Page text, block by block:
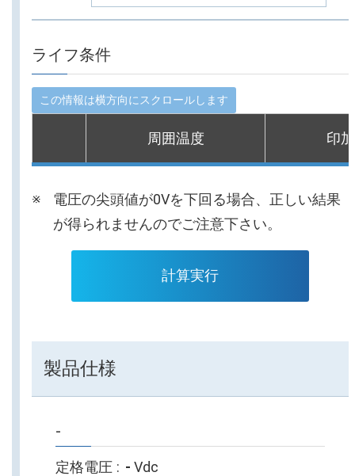
ライフ条件
周囲温度 印
電圧の尖頭値が0Vを下回る場合、正しい結果
が得られませんのでご注意下さい。
計算実行
製品仕様
-
定格電圧 - Vdc